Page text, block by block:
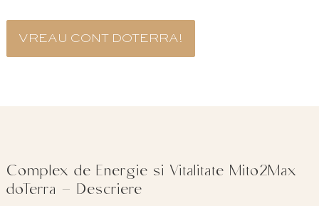
VREAU CONT DOTERRA!
Complex de Energie si Vitalitate Mito2Max
doTerra – Descriere